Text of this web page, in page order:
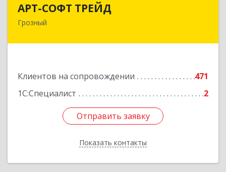
АРТ-СОФТ ТРЕЙД
Грозный
Клиентов на сопровождении
471
1С:Специалист
2
Отправить заявку
Показать контакты
364013, Чеченская Респ, Грозный г, Полярников
Отправить заявку
Назад